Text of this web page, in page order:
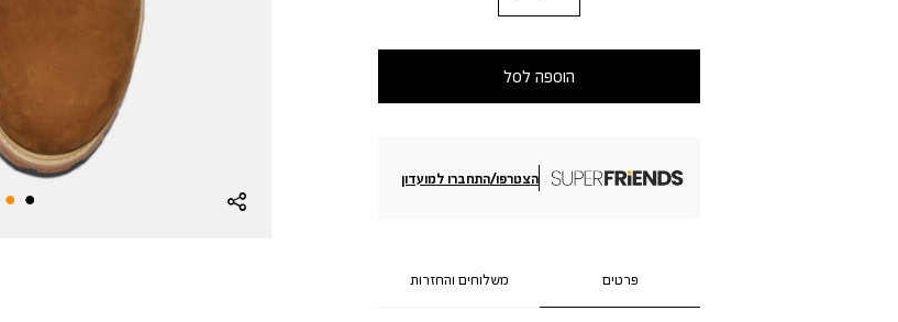
הוספה לסל
הצטרפו/התחברו למועדון
פרטים משלוחים והחזרות